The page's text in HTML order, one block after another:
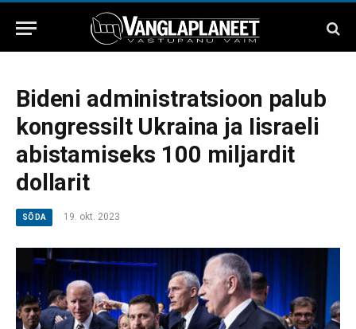
Bideni administratsioon palub
kongressilt Ukraina ja Iisraeli
abistamiseks 100 miljardit
dollarit
SÕDA 19. okt. 2023